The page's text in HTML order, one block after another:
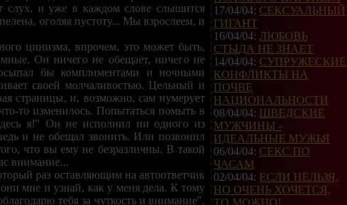
слух, и уже в каждом слове слышится
оголяя пустоту... Мы взрослеем, и
цинизма, впрочем, это может быть,
Он ничего не обещает, ничего не
бы комплиментами и ночными
своей молчаливостью. Цельный и
страницы, и, возможно, сам нумерует
то изменилось. Попытаться помыть в
я!" Он не исполнил ни одного из
и не обещал звонить. Или позвонил
что вы ему не безразличны. В такой
внимание...
раз оставляющим на автоответчик
мне и узнай, как у меня дела. К тому
тебя за чуткость и внимание".
17/04/04: СЕКСУАЛЬНЫЙ
ГИГАНТ
16/04/04: ЛЮБОВЬ
СТЫДА НЕ ЗНАЕТ
14/04/04: СУПРУЖЕСКИЕ
КОНФЛИКТЫ НА
ПОЧВЕ
НАЦИОНАЛЬНОСТИ
08/04/04: ШВЕДСКИЕ
МУЖЧИНЫ -
ИДЕАЛЬНЫЕ МУЖЬЯ
06/04/04: СЕКС ПО
ЧАСАМ
02/04/04: ЕСЛИ НЕЛЬЗЯ,
НО ОЧЕНЬ ХОЧЕТСЯ,
ТО МОЖНО!